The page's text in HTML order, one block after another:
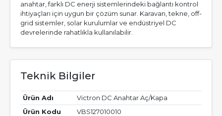
anahtar, farklı DC enerji sistemlerindeki bağlantı kontrol
ihtiyaçları için uygun bir çözüm sunar. Karavan, tekne, off-
grid sistemler, solar kurulumlar ve endüstriyel DC
devrelerinde rahatlıkla kullanılabilir.
Teknik Bilgiler
Ürün Adı
Victron DC Anahtar Aç/Kapa
Ürün Kodu
VBS127010010